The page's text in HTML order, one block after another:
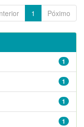
1 Póximo
1
1
1
1